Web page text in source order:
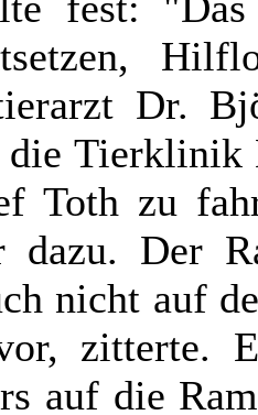
Dr.
Tierklinik
Toth zu
dazu. Der
nicht auf
auf die